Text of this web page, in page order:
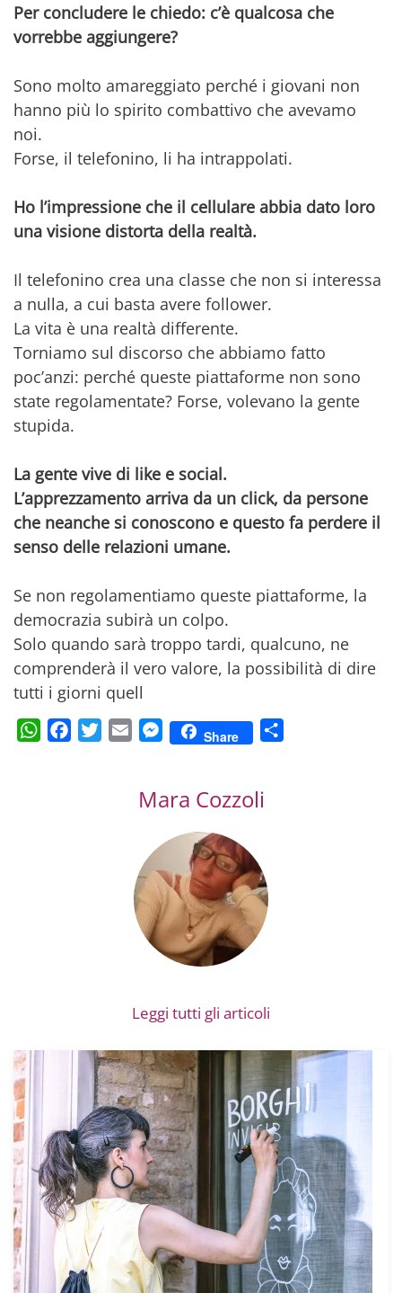
Per concludere le chiedo: c’è qualcosa che
vorrebbe aggiungere?
Sono molto amareggiato perché i giovani non
hanno più lo spirito combattivo che avevamo
noi.
Forse, il telefonino, li ha intrappolati.
Ho l’impressione che il cellulare abbia dato loro
una visione distorta della realtà.
Il telefonino crea una classe che non si interessa
a nulla, a cui basta avere follower.
La vita è una realtà differente.
Torniamo sul discorso che abbiamo fatto
poc’anzi: perché queste piattaforme non sono
state regolamentate? Forse, volevano la gente
stupida.
La gente vive di like e social.
L’apprezzamento arriva da un click, da persone
che neanche si conoscono e questo fa perdere il
senso delle relazioni umane.
Se non regolamentiamo queste piattaforme, la
democrazia subirà un colpo.
Solo quando sarà troppo tardi, qualcuno, ne
comprenderà il vero valore, la possibilità di dire
tutti i giorni quell
WhatsAppFacebookTwitterEmail Messenger
Share
Mara Cozzoli
Leggi tutti gli articoli